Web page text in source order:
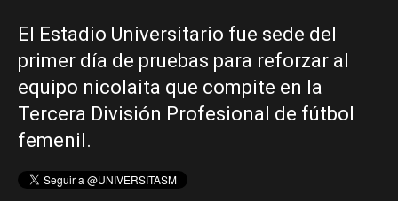
El Estadio Universitario fue sede del
primer día de pruebas para reforzar al
equipo nicolaita que compite en la
Tercera División Profesional de fútbol
femenil.